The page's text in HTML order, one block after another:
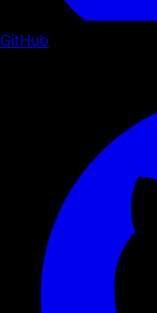
GitHub